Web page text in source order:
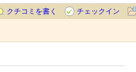
クチコミを書く
チェックイン